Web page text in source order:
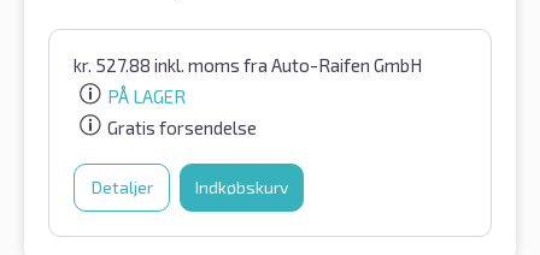
kr. 527.88 inkl. moms fra Auto-Raifen GmbH
PÅ LAGER
Gratis forsendelse
Detaljer Indkøbskurv